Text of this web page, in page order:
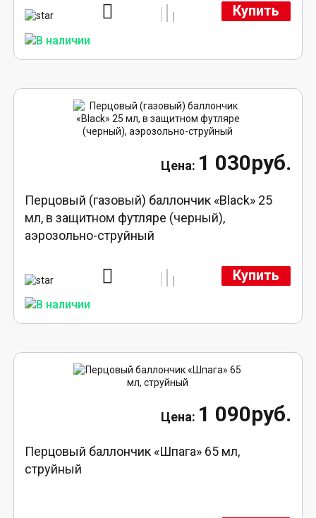
Купить
1 030руб.
Перцовый (газовый) баллончик «Black» 25
мл, в защитном футляре (черный),
аэрозольно-струйный
Купить
1 090руб.
Перцовый баллончик «Шпага» 65 мл,
струйный